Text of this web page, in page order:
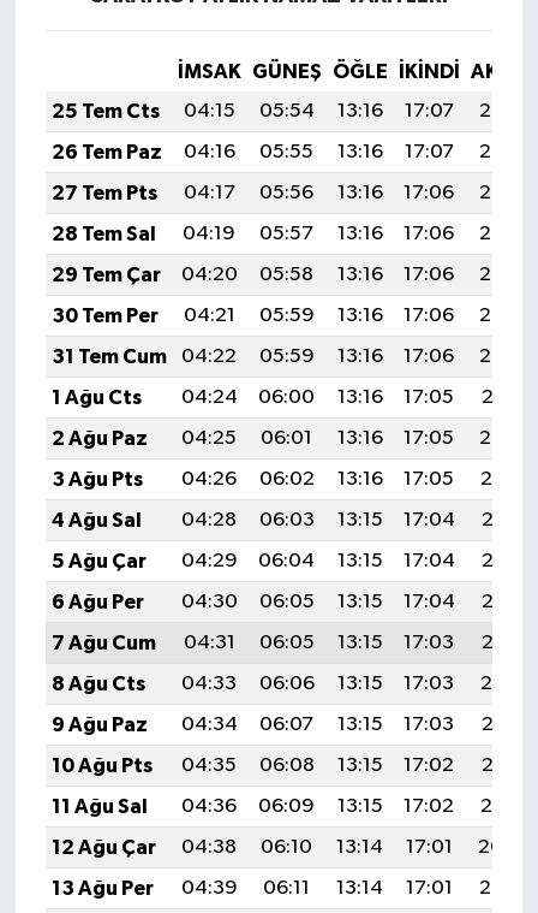
İMSAK GÜNEŞ ÖĞLE İKINDI
25 Tem Cts
04:15 05:54 13:16 17:07
20:27
26 Tem Paz
04:16 05:55 13:16 17:07
20:27
27 Tem Pts
04:17 05:56 13:16 17:06
20:26
28 Tem Sal
04:19 05:57 13:16 17:06
20:25
29 Tem Çar
04:20 05:58 13:16 17:06
20:24
30 Tem Per
04:21 05:59 13:16 17:06
20:23
31 Tem Cum
04:22 05:59 13:16 17:06
20:22
1 Ağu Cts
04:24 06:00 13:16 17:05
20:21
2 Ağu Paz
04:25 06:01 13:16 17:05
20:20
3 Ağu Pts
04:26 06:02 13:16 17:05
20:19
4 Ağu Sal
04:28 06:03 13:15 17:04
20:18
5 Ağu Çar
04:29 06:04 13:15 17:04
20:17
6 Ağu Per
04:30 06:05 13:15 17:04
20:16
7 Ağu Cum
04:31 06:05 13:15 17:03
20:15
8 Ağu Cts
04:33 06:06 13:15 17:03
20:14
9 Ağu Paz
04:34 06:07 13:15 17:03
20:13
10 Ağu Pts
04:35 06:08 13:15 17:02
20:12
11 Ağu Sal
04:36 06:09 13:15 17:02
20:10
12 Ağu Çar
04:38 06:10 13:14 17:01
20:09
13 Ağu Per
04:39 06:11 13:14 17:01
20:08